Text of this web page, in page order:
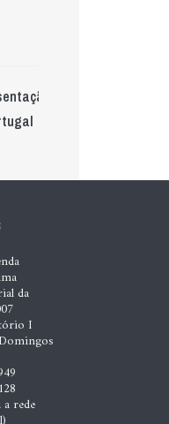
seus
o
da
I
a rede